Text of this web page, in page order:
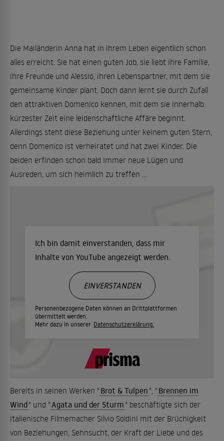
Die Mailänderin Anna hat in ihrem Leben eigentlich schon
alles erreicht: Sie hat einen guten Job, sie liebt ihre Familie,
ihre Freunde und Alessio, ihren Lebenspartner, mit dem sie
gemeinsame Kinder plant. Doch dann lernt sie durch Zufall
den attraktiven Domenico kennen, mit dem sie innerhalb
kürzester Zeit eine leidenschaftliche Affäre beginnt.
Allerdings steht diese Beziehung unter keinem guten Stern,
denn Domenico ist verheiratet und hat zwei Kinder. Die
beiden erfinden schon bald Immer neue Lügen und
Ausreden, um sich heimlich zu treffen ...
Ich bin damit einverstanden, dass mir
Inhalte von YouTube angezeigt werden.
Personenbezogene Daten können an Drittplattformen
übermittelt werden.
Mehr dazu in unserer Datenschutzerklärung.
EINVERSTANDEN
Bereits in seinen Werken " Brot & Tulpen ", " Brennen im
Wind" und "Agata und der Sturm " beschäftigte sich der
italienische Filmemacher Silvio Soldini mit der Brüchigkeit
von Beziehungen, Sehnsucht, der Kraft der Liebe und des